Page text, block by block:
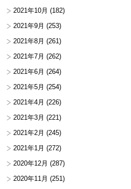
2021年10月 (182)
2021年9月 (253)
2021年8月 (261)
2021年7月 (262)
2021年6月 (264)
2021年5月 (254)
2021年4月 (226)
2021年3月 (221)
2021年2月 (245)
2021年1月 (272)
2020年12月 (287)
2020年11月 (251)